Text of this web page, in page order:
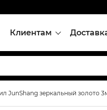
Клиентам
JunShang зеркальный золото